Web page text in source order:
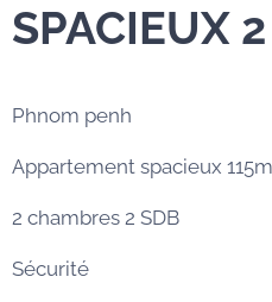
SPACIEUX
Phnom penh
Appartement spacieux
2 chambres 2 SDB
Sécurité